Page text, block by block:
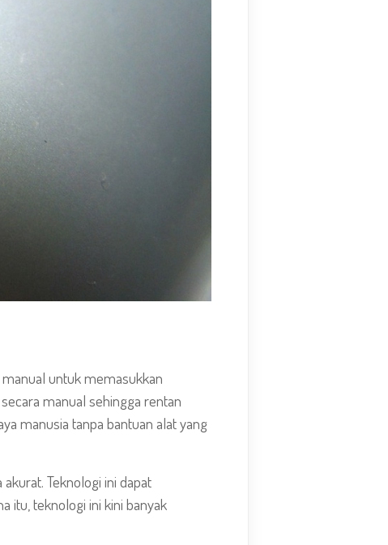
untuk memasukkan
manual sehingga rentan
manusia tanpa bantuan alat yang
Teknologi ini dapat
itu, teknologi ini kini banyak